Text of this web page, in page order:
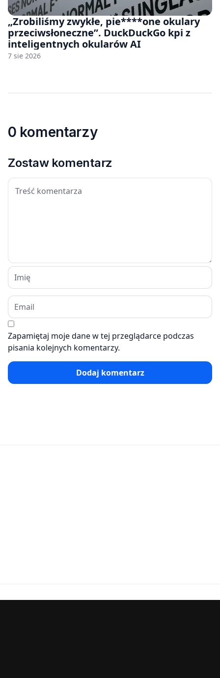
„Zrobiliśmy zwykłe, pie****one okulary
przeciwsłoneczne”. DuckDuckGo kpi z
inteligentnych okularów AI
7 sie 2026
0 komentarzy
Zostaw komentarz
Zapamiętaj moje dane w tej przeglądarce podczas
pisania kolejnych komentarzy.
Dodaj komentarz